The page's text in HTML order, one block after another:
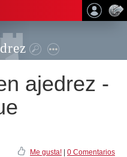
ajedrez -
Me gusta! 0 Comentarios